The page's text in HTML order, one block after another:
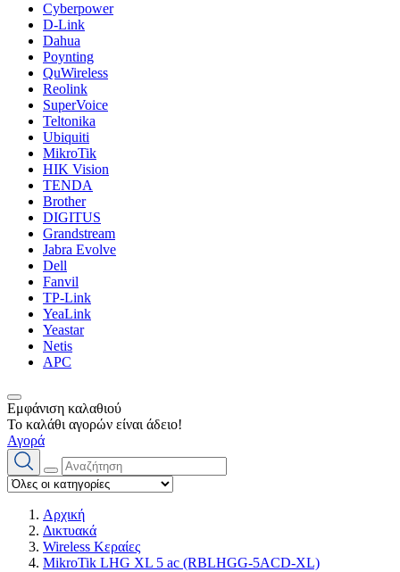
Cyberpower
D-Link
Dahua
Poynting
QuWireless
Reolink
SuperVoice
Teltonika
Ubiquiti
MikroTik
HIK Vision
TENDA
Brother
DIGITUS
Grandstream
Jabra Evolve
Dell
Fanvil
TP-Link
YeaLink
Yeastar
Netis
APC
Εμφάνιση καλαθιού
Το καλάθι αγορών είναι άδειο!
Αγορά
Αρχική
Δικτυακά
Wireless Κεραίες
MikroTik LHG XL 5 ac (RBLHGG-5ACD-XL)